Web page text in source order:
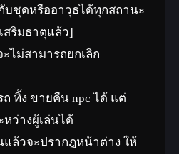
บชุดหรืออาวุธได้ทุกสถานะ
สริมธาตุแล้ว]
ไม่สามารถยกเลิก
ทิ้ง ขายคืน npc ได้ แต่
ว่างผู้เล่นได้
ล้วจะปรากฎหน้าต่าง ให้